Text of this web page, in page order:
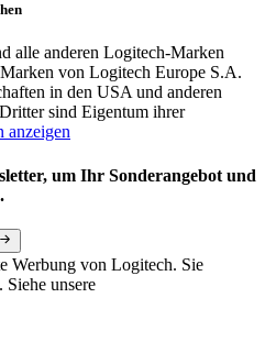
alle anderen Logitech-Marken
von Logitech Europe S.A.
in den USA und anderen
sind Eigentum ihrer
anzeigen
um Ihr Sonderangebot und
Werbung von Logitech. Sie
Siehe unsere